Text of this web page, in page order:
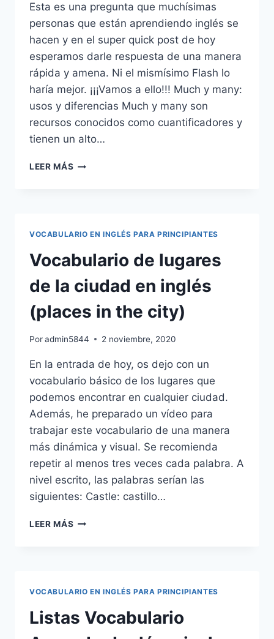
Esta es una pregunta que muchísimas
personas que están aprendiendo inglés se
hacen y en el super quick post de hoy
esperamos darle respuesta de una manera
rápida y amena. Ni el mismísimo Flash lo
haría mejor. ¡¡¡Vamos a ello!!! Much y many:
usos y diferencias Much y many son
recursos conocidos como cuantificadores y
tienen un alto…
LEER MÁS ¿CUÁLES
MANY?
VOCABULARIO EN INGLÉS PARA PRINCIPIANTES
Vocabulario de lugares
de la ciudad en inglés
(places in the city)
Poradmin5844 2 noviembre, 2020
En la entrada de hoy, os dejo con un
vocabulario básico de los lugares que
podemos encontrar en cualquier ciudad.
Además, he preparado un vídeo para
trabajar este vocabulario de una manera
más dinámica y visual. Se recomienda
repetir al menos tres veces cada palabra. A
nivel escrito, las palabras serían las
siguientes: Castle: castillo…
LEER MÁS VOCABULARIO
INGLÉS
(PLACES
VOCABULARIO EN INGLÉS PARA PRINCIPIANTES
Listas Vocabulario